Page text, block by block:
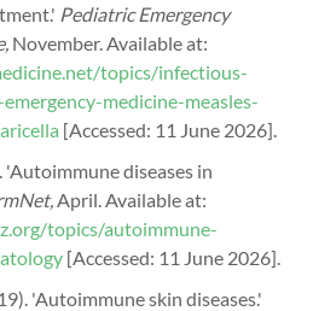
Pediatric Emergency
November. Available at:
topics/infectious-
medicine-measles-
[Accessed: 11 June 2026].
'Autoimmune diseases in
April. Available at:
topics/autoimmune-
[Accessed: 11 June 2026].
'Autoimmune skin diseases.'